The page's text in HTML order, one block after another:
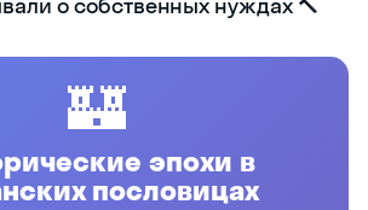
о собственных нуждах 🔨
🏰
эпохи в
пословицах